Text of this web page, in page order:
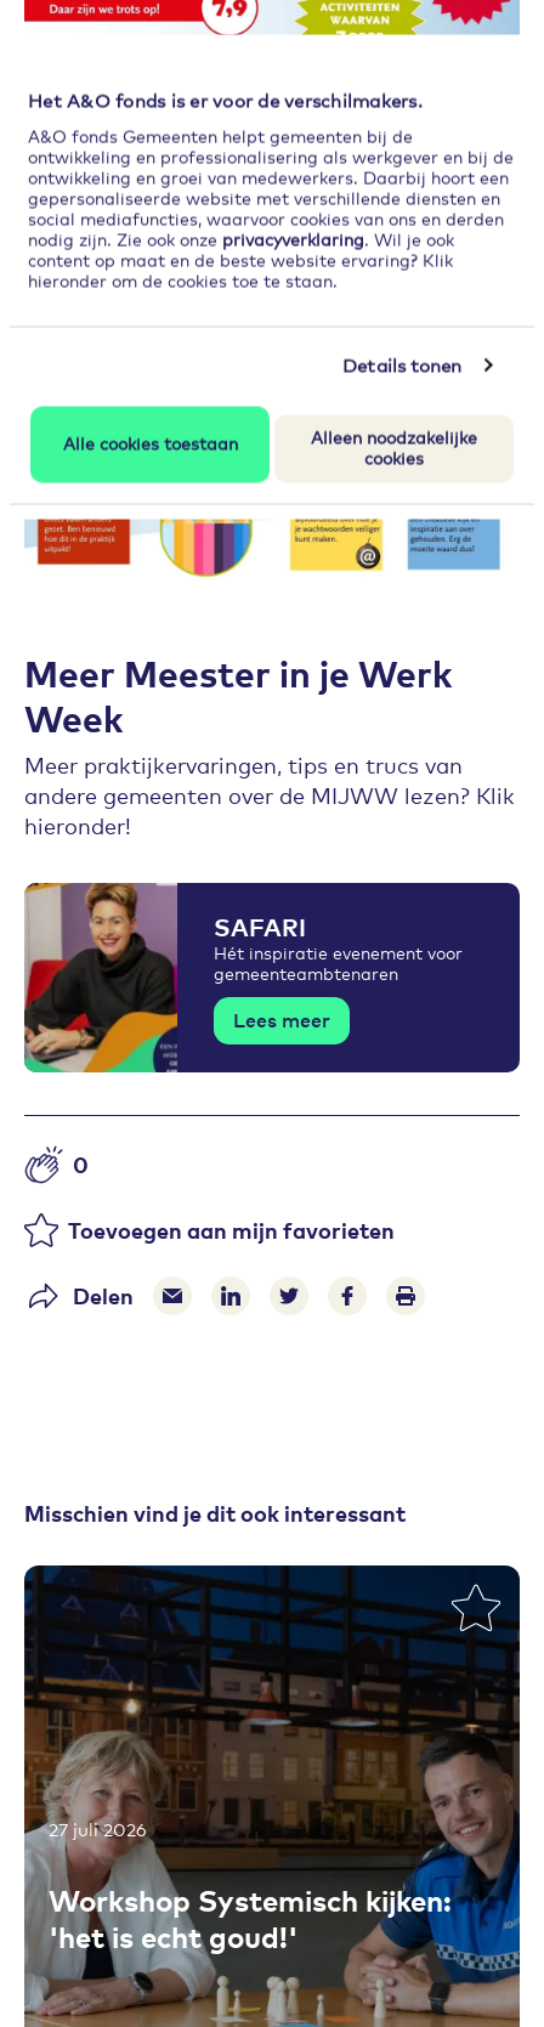
Het A&O fonds is er voor de verschilmakers.
A&O fonds Gemeenten helpt gemeenten bij de
ontwikkeling en professionalisering als werkgever en bij de
ontwikkeling en groei van medewerkers. Daarbij hoort een
gepersonaliseerde website met verschillende diensten en
social mediafuncties, waarvoor cookies van ons en derden
nodig zijn. Zie ook onze privacyverklaring. Wil je ook
content op maat en de beste website ervaring? Klik
hieronder om de cookies toe te staan.
Details tonen
Alle cookies toestaan
Alleen noodzakelijke
cookies
Meer Meester in je Werk
Week
Meer praktijkervaringen, tips en trucs van
andere gemeenten over de MIJWW lezen? Klik
hieronder!
SAFARI
Hét inspiratie evenement voor
gemeenteambtenaren
Lees meer
Aantal likes
0
Toevoegen aan mijn favorieten
Delen Delen via e-mail
Delen via LinkedIn
Deel op Twitter
Deel op Facebook
Print pagina
Misschien vind je dit ook interessant
Toevoegen aan favorieten
27 juli 2026
Workshop Systemisch kijken:
'het is echt goud!'